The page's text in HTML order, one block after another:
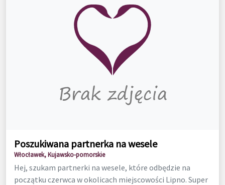
Poszukiwana partnerka na wesele
Włocławek, Kujawsko-pomorskie
Hej, szukam partnerki na wesele, które odbędzie na
początku czerwca w okolicach miejscowości Lipno. Super